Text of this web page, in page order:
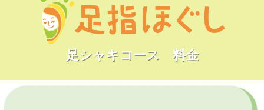
足シャキコース 料金